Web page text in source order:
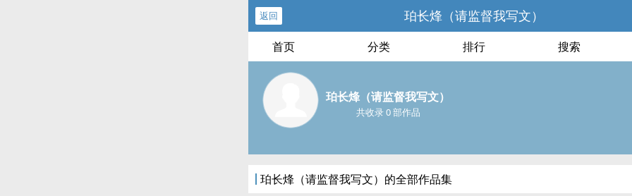
返回 珀长烽（请监督我写文）
首页 分类 排行 搜索
珀长烽（请监督我写文）
共收录 0 部作品
珀长烽（请监督我写文）的全部作品集